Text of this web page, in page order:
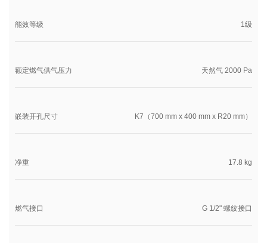
能效等级 1级
额定燃气供气压力 天然气 2000 Pa
嵌装开孔尺寸 K7（700 mm x 400 mm x R20 mm）
净重 17.8 kg
燃气接口 G 1/2" 螺纹接口